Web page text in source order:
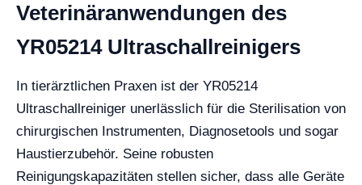
Veterinäranwendungen des
YR05214 Ultraschallreinigers
In tierärztlichen Praxen ist der YR05214
Ultraschallreiniger unerlässlich für die Sterilisation von
chirurgischen Instrumenten, Diagnosetools und sogar
Haustierzubehör. Seine robusten
Reinigungskapazitäten stellen sicher, dass alle Geräte